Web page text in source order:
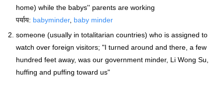
home) while the babys'' parents are working
पर्याय: babyminder, baby minder
someone (usually in totalitarian countries) who is assigned to
watch over foreign visitors; "I turned around and there, a few
hundred feet away, was our government minder, Li Wong Su,
huffing and puffing toward us"